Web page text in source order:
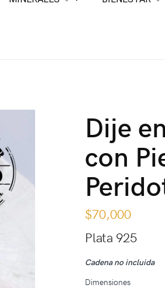
Dije
con
$70,000
Plata 925
Cadena no incluida
Dimensiones